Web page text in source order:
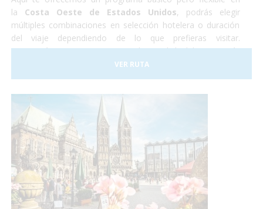
la Costa Oeste de Estados Unidos, podrás elegir
múltiples combinaciones en selección hotelera o duración
del viaje dependiendo de lo que prefieras visitar.
RecorrerásLas Vegas, capital mundial del ocio más
desenfrenado y la mejor plataforma de salida a las
excursiones alGran Cañóndel Colorado,Los Ángeles, la
favorita de todo el estado de California.
accesible al más puro estilo americano!
VER RUTA